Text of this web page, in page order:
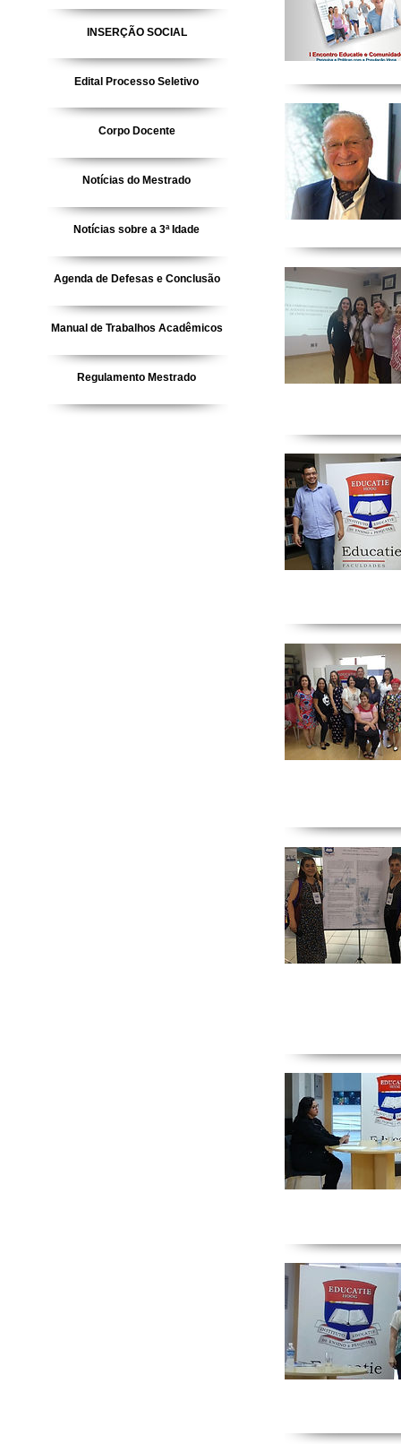
INSERÇÃO SOCIAL
Edital Processo Seletivo
Corpo Docente
Notícias do Mestrado
Notícias sobre a 3ª Idade
Agenda de Defesas e Conclusão
Manual de Trabalhos Acadêmicos
Regulamento Mestrado